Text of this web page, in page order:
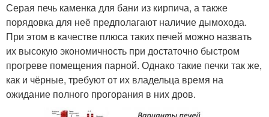
Серая печь каменка для бани из кирпича, а также
порядовка для неё предполагают наличие дымохода.
При этом в качестве плюса таких печей можно назвать
их высокую экономичность при достаточно быстром
прогреве помещения парной. Однако такие печки так же,
как и чёрные, требуют от их владельца время на
ожидание полного прогорания в них дров.